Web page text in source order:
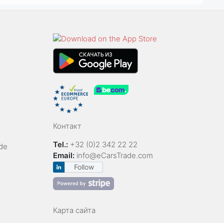
Контакт
Tel.: +32 (0)2 342 22 22
Email: info@eCarsTrade.com
Follow
Карта сайта